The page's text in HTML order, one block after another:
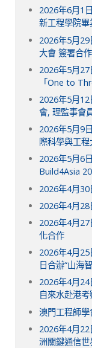
2026年6月1
新工程學院
2026年5月
大會 簽署合
2026年5月
「One to
2026年5月
會, 理監事會
2026年5月9
際科學與工
2026年5月6
Build4Asia
2026年4月
2026年4月
2026年4月
化合作
2026年4月
日合辦“山海
2026年4月24
自來水赴港考
澳門工程師
2026年4月
洲關鍵通信世